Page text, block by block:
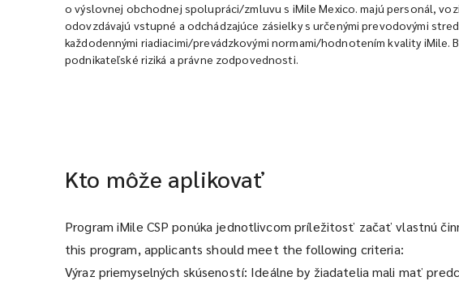
o výslovnej obchodnej spolupráci/zmluvu s iMile Mexico. majú personál,
odovzdávajú vstupné a odchádzajúce zásielky s určenými prevodovými
každodennými riadiacimi/prevádzkovými normami/hodnotením kvality
podnikateľské riziká a právne zodpovednosti.
Kto môže aplikovať
Program iMile CSP ponúka jednotlivcom príležitosť začať vlastnú
this program, applicants should meet the following criteria:
Výraz priemyselných skúseností: Ideálne by žiadatelia mali mať